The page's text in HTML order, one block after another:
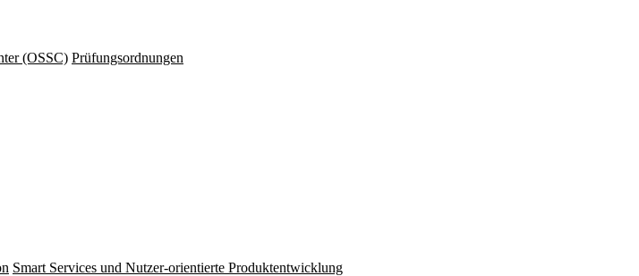
(OSSC) Prüfungsordnungen
Smart Services und Nutzer-orientierte Produktentwicklung